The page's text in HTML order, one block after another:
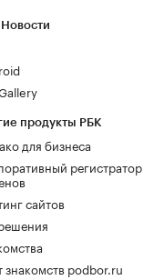
продукты РБК
для бизнеса
регистратор
сайтов
знакомств podbor.ru